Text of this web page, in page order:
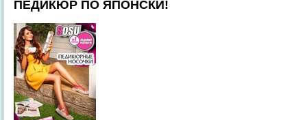
ПЕДИКЮР ПО ЯПОНСКИ!